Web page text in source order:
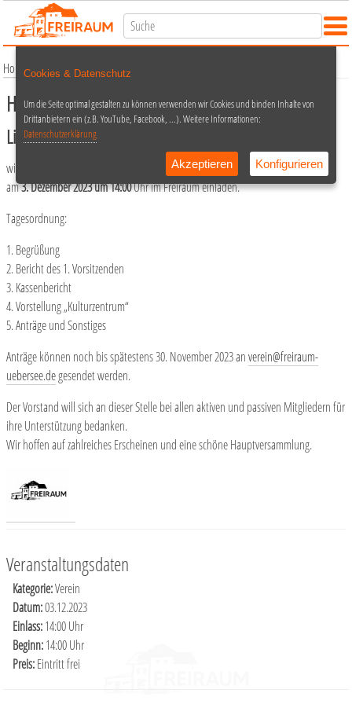
Home Termine Verein
Hauptversammlung 2023
Liebe Vereinsmitglieder,
wir möchten Euch herzlich zu unserer ordentlichen Jahreshauptversammlung
am3. Dezember 2023 um 14:00Uhr im Freiraum einladen.
Tagesordnung:
1. Begrüßung
2. Bericht des 1. Vorsitzenden
3. Kassenbericht
4. Vorstellung „Kulturzentrum“
5. Anträge und Sonstiges
Anträge können noch bis spätestens 30. November 2023 anverein@freiraum-
uebersee.degesendet werden.
Der Vorstand will sich an dieser Stelle bei allen aktiven und passiven Mitgliedern für
ihre Unterstützung bedanken.
Wir hoffen auf zahlreiches Erscheinen und eine schöne Hauptversammlung.
Veranstaltungsdaten
Kategorie:Verein
Datum:03.12.2023
Einlass:14:00 Uhr
Beginn:14:00 Uhr
Preis:Eintritt frei
Cookies & Datenschutz
Um die Seite optimal gestalten zu können verwenden wir Cookies und binden Inhalte von
Drittanbietern ein (z.B. YouTube, Facebook, ...). Weitere Informationen:
Datenschutzerklärung
Akzeptieren Konfigurieren